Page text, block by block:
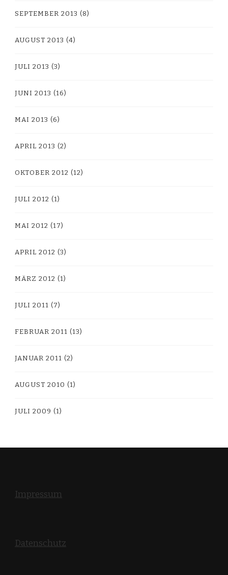
SEPTEMBER 2013 (8)
AUGUST 2013 (4)
JULI 2013 (3)
JUNI 2013 (16)
MAI 2013 (6)
APRIL 2013 (2)
OKTOBER 2012 (12)
JULI 2012 (1)
MAI 2012 (17)
APRIL 2012 (3)
MÄRZ 2012 (1)
JULI 2011 (7)
FEBRUAR 2011 (13)
JANUAR 2011 (2)
AUGUST 2010 (1)
JULI 2009 (1)
Impressum
Datenschutz